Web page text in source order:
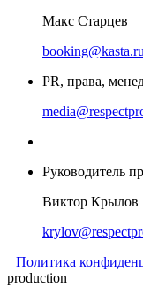
Макс Старцев
booking@kasta.ru
PR, права,
Руководитель
Виктор Крылов
Политика
production